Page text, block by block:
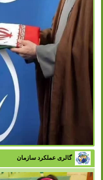
گالری عملکرد سازمان